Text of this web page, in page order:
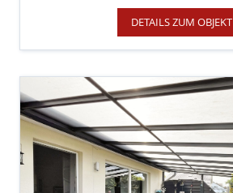
DETAILS ZUM OBJEKT